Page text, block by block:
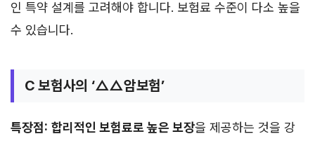
인 특약 설계를 고려해야 합니다. 보험료 수준이 다소 높을
수 있습니다.
C 보험사의 ‘△△암보험’
특장점: 합리적인 보험료로 높은 보장을 제공하는 것을 강